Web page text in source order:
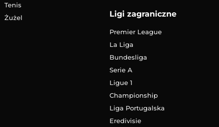
Tenis
Żużel
Ligi zagraniczne
Premier League
La Liga
Bundesliga
Serie A
Ligue 1
Championship
Liga Portugalska
Eredivisie